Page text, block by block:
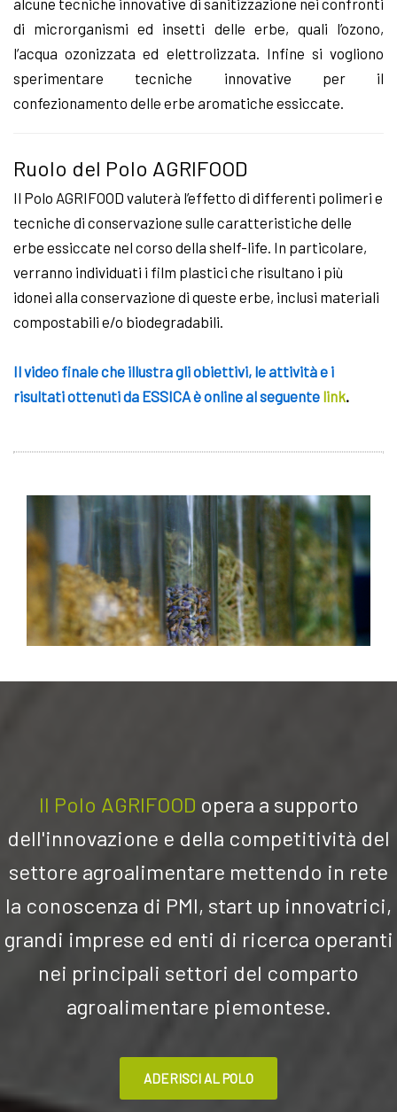
alcune tecniche innovative di sanitizzazione nei confronti
di microrganismi ed insetti delle erbe, quali l’ozono,
l’acqua ozonizzata ed elettrolizzata. Infine si vogliono
sperimentare tecniche innovative per il
confezionamento delle erbe aromatiche essiccate.
Ruolo del Polo AGRIFOOD
Il Polo AGRIFOOD valuterà l’effetto di differenti polimeri e
tecniche di conservazione sulle caratteristiche delle
erbe essiccate nel corso della shelf-life. In particolare,
verranno individuati i film plastici che risultano i più
idonei alla conservazione di queste erbe, inclusi materiali
compostabili e/o biodegradabili.
Il video finale che illustra gli obiettivi, le attività e i
risultati ottenuti da ESSICA è online al seguente link.
Il Polo AGRIFOOD opera a supporto
dell'innovazione e della competitività del
settore agroalimentare mettendo in rete
la conoscenza di PMI, start up innovatrici,
grandi imprese ed enti di ricerca operanti
nei principali settori del comparto
agroalimentare piemontese.
ADERISCI AL POLO